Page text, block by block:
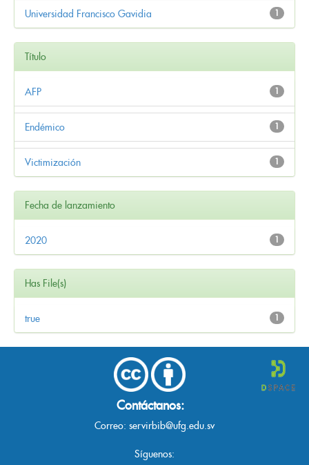
1
Universidad Francisco Gavidia
Título
1
AFP
1
Endémico
1
Victimización
Fecha de lanzamiento
1
2020
Has File(s)
1
true
Contáctanos:
Correo: servirbib@ufg.edu.sv
Síguenos: